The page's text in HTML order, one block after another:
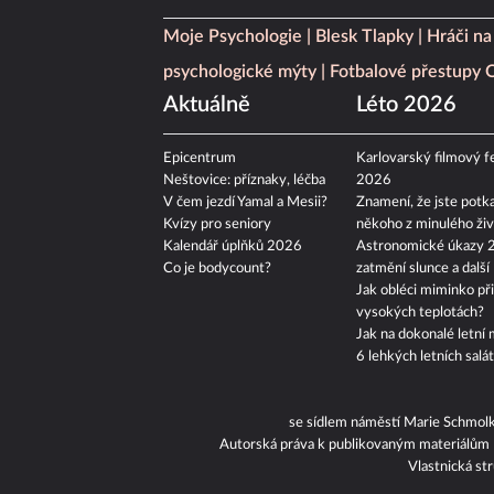
Moje Psychologie Blesk Tlapky
Hráči
psychologické mýty
Fotbalové přestupy
Aktuálně
Epicentrum
Neštovice: příznaky, léčba
V čem jezdí Yamal a Mesii?
Kvízy pro seniory
Kalendář úplňků 2026
Co je bodycount?
Léto 2026
Karlovarský filmový
2026
Znamení, že jste
někoho z minulého
Astronomické úkazy
zatmění slunce a další
Jak obléci miminko při
vysokých teplotách?
Jak na dokonalé letní
6 lehkých letních
se sídlem náměstí Marie
Autorská práva k publikovaným materiálům
Vlastnická